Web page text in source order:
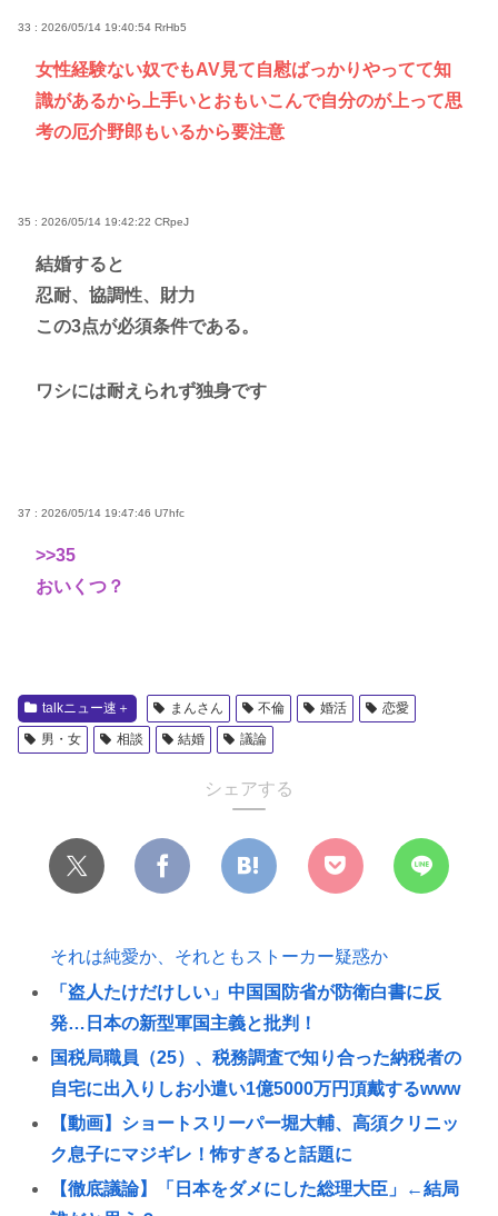
33 : 2026/05/14 19:40:54 RrHb5
女性経験ない奴でもAV見て自慰ばっかりやってて知
識があるから上手いとおもいこんで自分のが上って思
考の厄介野郎もいるから要注意
35 : 2026/05/14 19:42:22 CRpeJ
結婚すると
忍耐、協調性、財力
この3点が必須条件である。
ワシには耐えられず独身です
37 : 2026/05/14 19:47:46 U7hfc
>>35
おいくつ？
talkニュー速＋ まんさん 不倫 婚活
恋愛
男・女
相談 結婚 議論
シェアする
それは純愛か、それともストーカー疑惑か
「盗人たけだけしい」中国国防省が防衛白書に反
発…日本の新型軍国主義と批判！
国税局職員（25）、税務調査で知り合った納税者の
自宅に出入りしお小遣い1億5000万円頂戴するwww
【動画】ショートスリーパー堀大輔、高須クリニッ
ク息子にマジギレ！怖すぎると話題に
【徹底議論】「日本をダメにした総理大臣」←結局